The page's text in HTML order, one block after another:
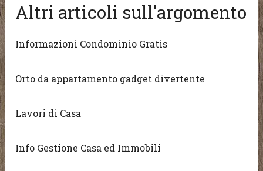
Altri articoli sull'argomento
Informazioni Condominio Gratis
Orto da appartamento gadget divertente
Lavori di Casa
Info Gestione Casa ed Immobili